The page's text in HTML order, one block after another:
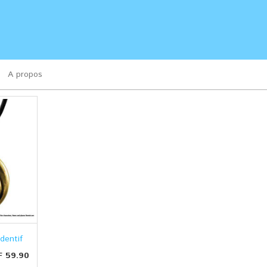
A propos
59.90